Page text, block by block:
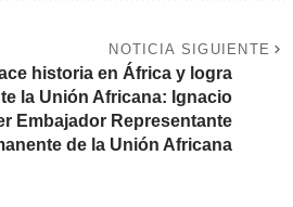
NOTICIA SIGUIENTE
historia en África y logra
la Unión Africana: Ignacio
Embajador Representante
de la Unión Africana